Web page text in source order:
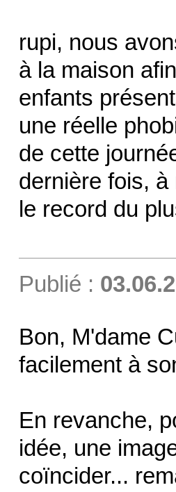
rupi, nous
à la maison
enfants
une réelle
de cette
dernière fois,
le record du
Publié :
Bon, M'dame
facilement à
En revanche,
idée, une
coïncider...